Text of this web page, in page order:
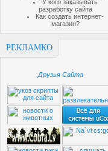
У кого заказывать
разработку сайта
Как создать интернет-
магазин?
РЕКЛАМКО
Друзья Сайта